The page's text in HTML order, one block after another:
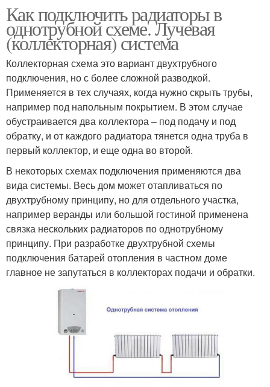
Как подключить радиаторы в
однотрубной схеме. Лучевая
(коллекторная) система
Коллекторная схема это вариант двухтрубного
подключения, но с более сложной разводкой.
Применяется в тех случаях, когда нужно скрыть трубы,
например под напольным покрытием. В этом случае
обустраивается два коллектора – под подачу и под
обратку, и от каждого радиатора тянется одна труба в
первый коллектор, и еще одна во второй.
В некоторых схемах подключения применяются два
вида системы. Весь дом может отапливаться по
двухтрубному принципу, но для отдельного участка,
например веранды или большой гостиной применена
связка нескольких радиаторов по однотрубному
принципу. При разработке двухтрубной схемы
подключения батарей отопления в частном доме
главное не запутаться в коллекторах подачи и обратки.